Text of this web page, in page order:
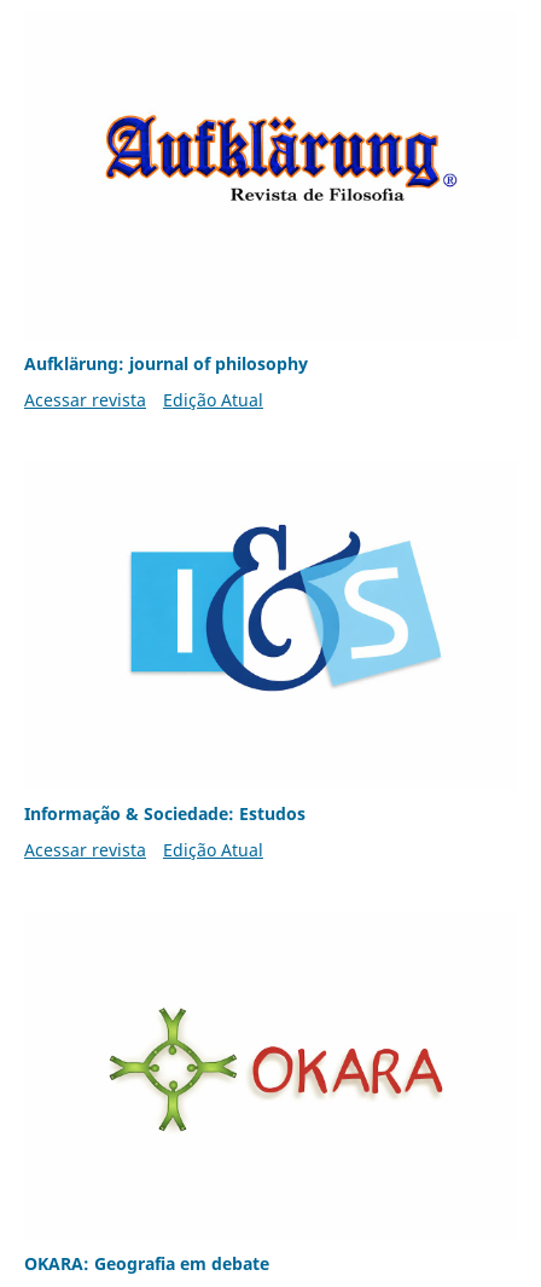
Aufklärung: journal of philosophy
Acessar revista
Edição Atual
Informação & Sociedade: Estudos
Acessar revista
Edição Atual
OKARA: Geografia em debate